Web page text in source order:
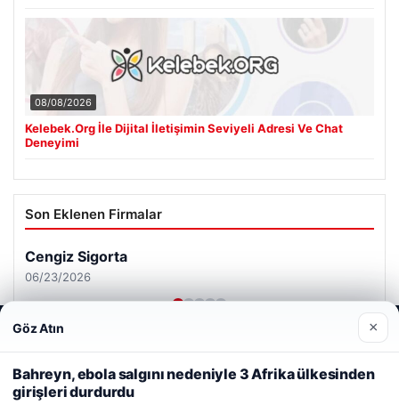
08/08/2026
Kelebek.Org İle Dijital İletişimin Seviyeli Adresi Ve Chat
Deneyimi
Son Eklenen Firmalar
Cengiz Sigorta
06/23/2026
Web sitemizi nasıl kullandığınızı daha iyi anlayabilmek,
deneyiminizi kişiselleştirmek ve geliştirmek amacıyla çerezler
kullanıyoruz.
Çerez Politikamız
Reddet Kabul Et
Göz Atın ×
Bahreyn, ebola salgını nedeniyle 3 Afrika ülkesinden
girişleri durdurdu